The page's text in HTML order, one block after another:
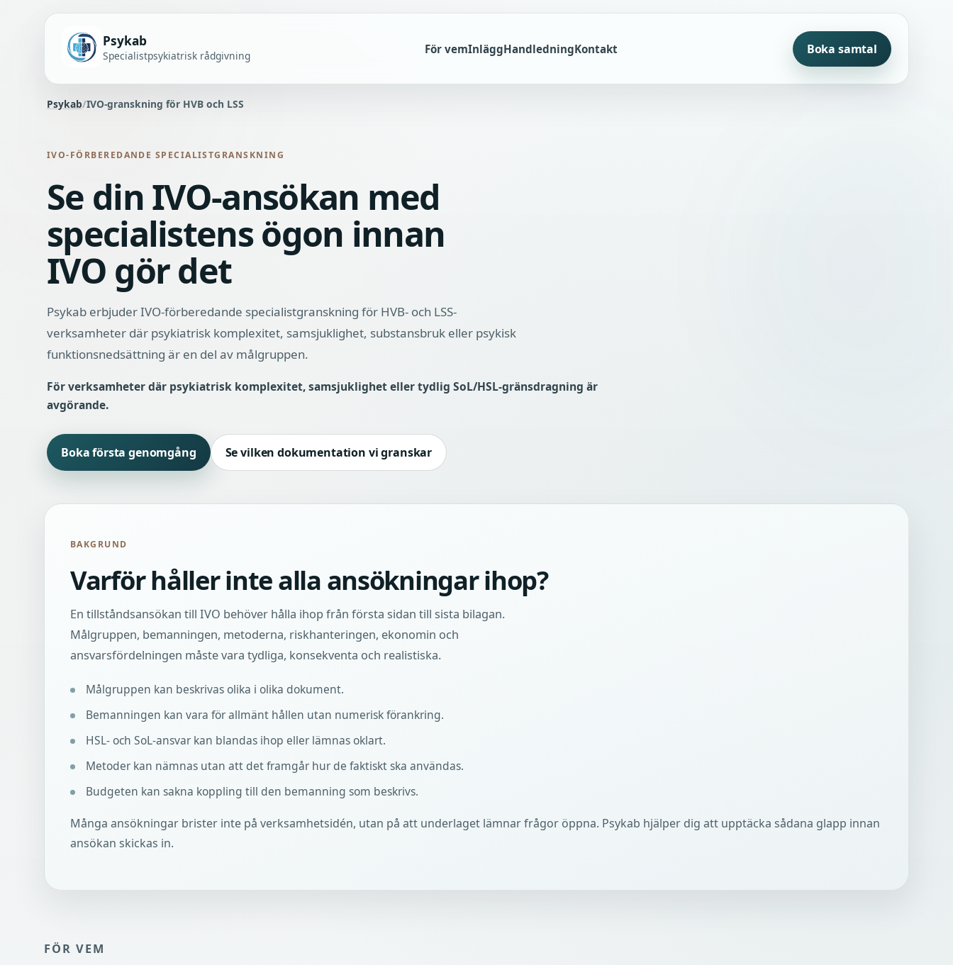
Psykab
Specialistpsykiatrisk rådgivning För vemInläggHandledningKontakt Boka samtal
Psykab/IVO-granskning för HVB och LSS
IVO-FÖRBEREDANDE SPECIALISTGRANSKNING
Se din IVO-ansökan med
specialistens ögon innan
IVO gör det
Psykab erbjuder IVO-förberedande specialistgranskning för HVB- och LSS-
verksamheter där psykiatrisk komplexitet, samsjuklighet, substansbruk eller psykisk
funktionsnedsättning är en del av målgruppen.
För verksamheter där psykiatrisk komplexitet, samsjuklighet eller tydlig SoL/HSL-gränsdragning är
avgörande.
Boka första genomgång Se vilken dokumentation vi granskar
BAKGRUND
Varför håller inte alla ansökningar ihop?
En tillståndsansökan till IVO behöver hålla ihop från första sidan till sista bilagan.
Målgruppen, bemanningen, metoderna, riskhanteringen, ekonomin och
ansvarsfördelningen måste vara tydliga, konsekventa och realistiska.
Målgruppen kan beskrivas olika i olika dokument.
Bemanningen kan vara för allmänt hållen utan numerisk förankring.
HSL- och SoL-ansvar kan blandas ihop eller lämnas oklart.
Metoder kan nämnas utan att det framgår hur de faktiskt ska användas.
Budgeten kan sakna koppling till den bemanning som beskrivs.
Många ansökningar brister inte på verksamhetsidén, utan på att underlaget lämnar frågor öppna. Psykab hjälper dig att upptäcka sådana glapp innan
ansökan skickas in.
FÖR VEM